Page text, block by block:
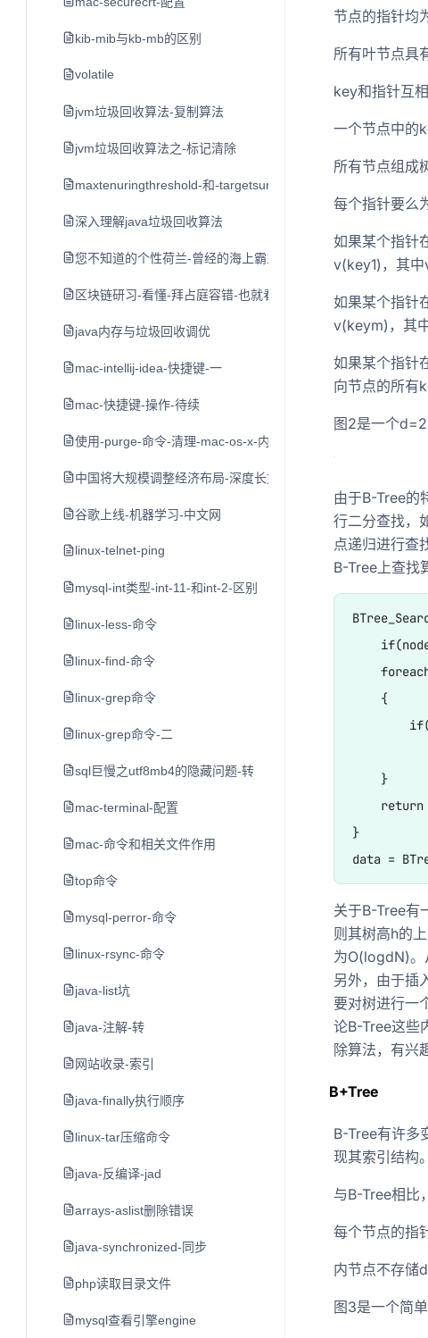
kib-mib与kb-mb的区别
volatile
jvm垃圾回收算法-复制算法
jvm垃圾回收算法之-标记清除
maxtenuringthreshold-和-targetsurvivorratio参数说明
深入理解java垃圾回收算法
您不知道的个性荷兰-曾经的海上霸主横行世界-如今的开放先锋
区块链研习-看懂-拜占庭容错-也就看懂了区块链的核心技术
java内存与垃圾回收调优
mac-intellij-idea-快捷键-一
mac-快捷键-操作-待续
使用-purge-命令-清理-mac-os-x-内存空间
中国将大规模调整经济布局-深度长文
谷歌上线-机器学习-中文网
linux-telnet-ping
mysql-int类型-int-11-和int-2-区别
linux-less-命令
linux-find-命令
linux-grep命令
linux-grep命令-二
sql巨慢之utf8mb4的隐藏问题-转
mac-terminal-配置
mac-命令和相关文件作用
top命令
mysql-perror-命令
linux-rsync-命令
java-list坑
java-注解-转
网站收录-索引
java-finally执行顺序
linux-tar压缩命令
java-反编译-jad
arrays-aslist删除错误
java-synchronized-同步
php读取目录文件
mysql查看引擎engine
节点的指针均
所有叶节点具
key和指针互
一个节点中的
所有节点组成
每个指针要么
如果某个指针
v(key1)，其中
如果某个指针
v(keym)，其
如果某个指针
向节点的所有
图2是一个d=2
由于B-Tree的
行二分查找，
点递归进行查
B-Tree上查找
    {
    }
return
}
关于B-Tree有
则其树高h的
为O(logdN)。
另外，由于插
要对树进行一
论B-Tree这些
除算法，有兴
B+Tree
B-Tree有许多
现其索引结构。
与B-Tree相比
每个节点的指
内节点不存储
图3是一个简